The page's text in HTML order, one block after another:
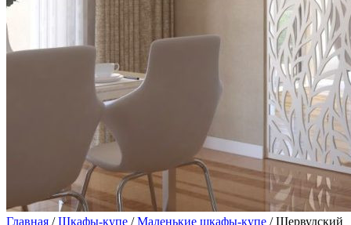
Главная /Шкафы-купе /Маленькие шкафы-купе / Шервудский